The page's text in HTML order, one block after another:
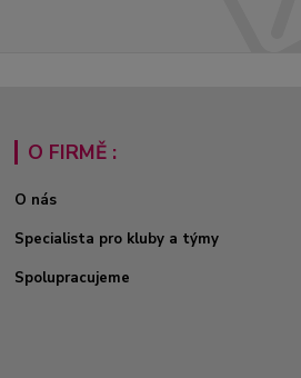
O FIRMĚ :
O nás
Specialista pro kluby a týmy
Spolupracujeme